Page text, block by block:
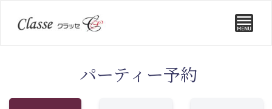
パーティー予約